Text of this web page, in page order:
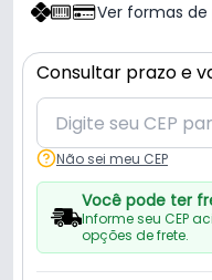
Ver formas
Consultar prazo e
Não sei meu CEP
Você pode ter
Informe seu CEP
opções de frete.